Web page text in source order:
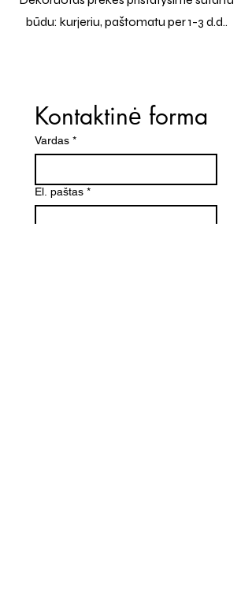
būdu: kurjeriu, paštomatu per 1-3 d.d..
Kontaktinė forma
Vardas *
El. paštas *